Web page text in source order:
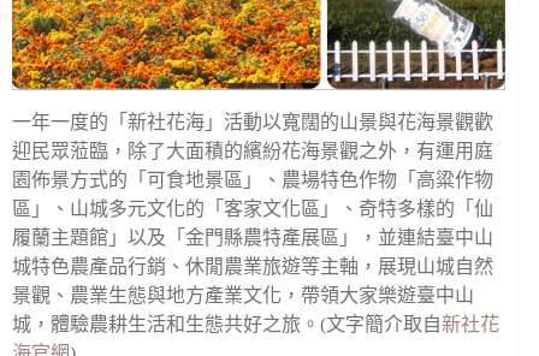
一年一度的「新社花海」活動以寬闊的山景與花海景觀歡
迎民眾蒞臨，除了大面積的繽紛花海景觀之外，有運用庭
園佈景方式的「可食地景區」、農場特色作物「高粱作物
區」、山城多元文化的「客家文化區」、奇特多樣的「仙
履蘭主題館」以及「金門縣農特產展區」，並連結臺中山
城特色農產品行銷、休閒農業旅遊等主軸，展現山城自然
景觀、農業生態與地方產業文化，帶領大家樂遊臺中山
城，體驗農耕生活和生態共好之旅。(文字簡介取自新社花